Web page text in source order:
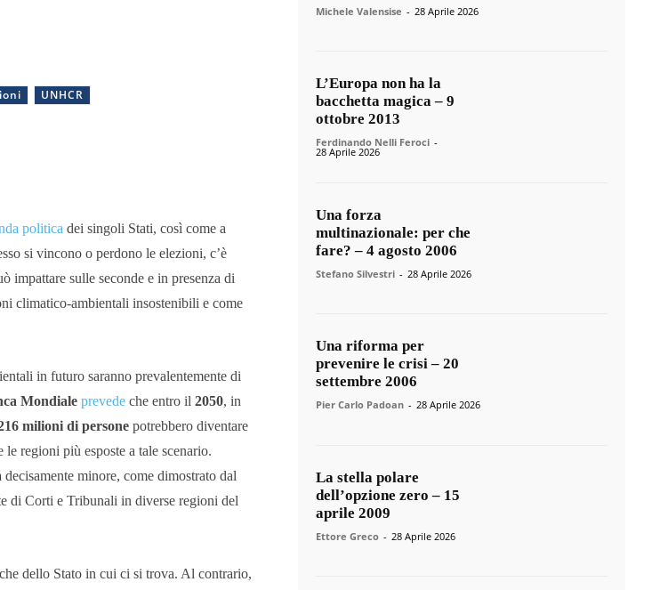
UNHCR
politica dei singoli Stati, così come a
si vincono o perdono le elezioni, c’è
impattare sulle seconde e in presenza di
climatico-ambientali insostenibili e come
in futuro saranno prevalentemente di
Mondiale prevede che entro il 2050, in
milioni di persone potrebbero diventare
regioni più esposte a tale scenario.
minore, come dimostrato dal
di Corti e Tribunali in diverse regioni del
dello Stato in cui ci si trova. Al contrario,
Michele Valensise - 28 Aprile 2026
L’Europa non ha la
bacchetta magica – 9
ottobre 2013
Ferdinando Nelli Feroci -
28 Aprile 2026
Una forza
multinazionale: per che
fare? – 4 agosto 2006
Stefano Silvestri - 28 Aprile 2026
Una riforma per
prevenire le crisi – 20
settembre 2006
Pier Carlo Padoan - 28 Aprile 2026
La stella polare
dell’opzione zero – 15
aprile 2009
Ettore Greco - 28 Aprile 2026